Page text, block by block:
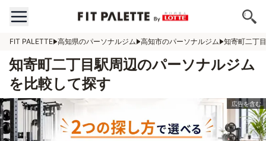
FIT PALETTE 高知県のパーソナルジム 高知市のパーソナルジム 知寄町二丁
知寄町二丁目駅周辺のパーソナルジム
を比較して探す